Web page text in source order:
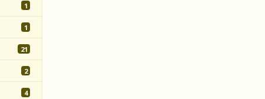
1
1
21
2
4